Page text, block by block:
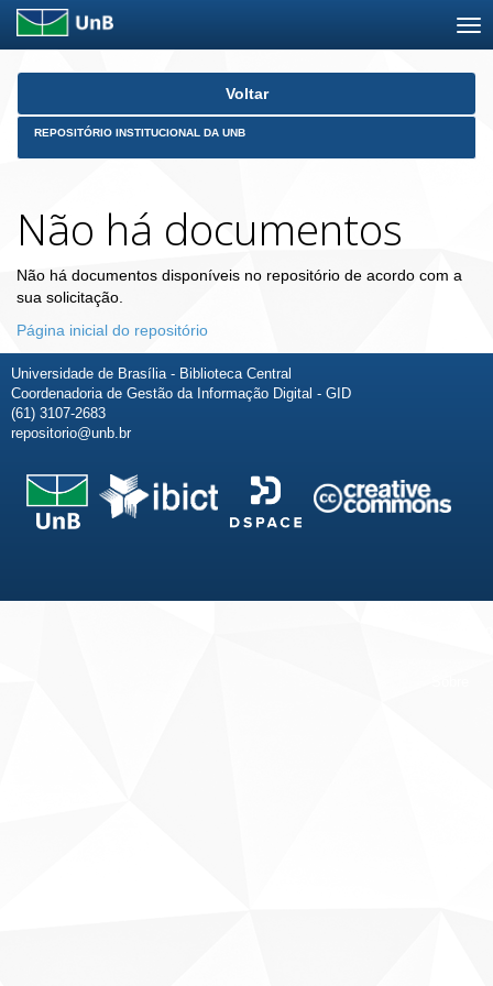
Skip
Voltar
REPOSITÓRIO INSTITUCIONAL DA UNB
Não há documentos
Não há documentos disponíveis no repositório de acordo com a
sua solicitação.
Página inicial do repositório
Universidade de Brasília - Biblioteca Central
Coordenadoria de Gestão da Informação Digital - GID
(61) 3107-2683
repositorio@unb.br